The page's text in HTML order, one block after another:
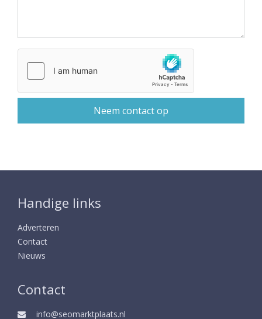
Handige links
Adverteren
Contact
Nieuws
Contact
info@seomarktplaats.nl